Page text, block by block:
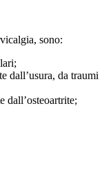
sono:
dall’usura, da traumi
dall’osteoartrite;